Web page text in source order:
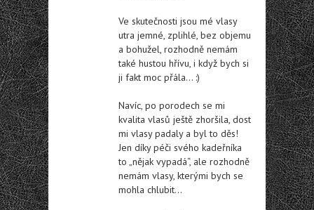
Ve skutečnosti jsou mé vlasy
utra jemné, zplihlé, bez objemu
a bohužel, rozhodně nemám
také hustou hřívu, i když bych si
ji fakt moc přála… :)
Navíc, po porodech se mi
kvalita vlasů ještě zhoršila, dost
mi vlasy padaly a byl to děs!
Jen díky péči svého kadeřníka
to „nějak vypadá“, ale rozhodně
nemám vlasy, kterými bych se
mohla chlubit…